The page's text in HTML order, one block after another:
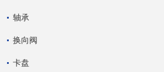
轴承
换向阀
卡盘